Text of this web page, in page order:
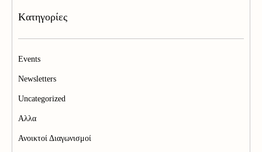
Kατηγορίες
Events
Newsletters
Uncategorized
Αλλα
Ανοικτοί Διαγωνισμoί